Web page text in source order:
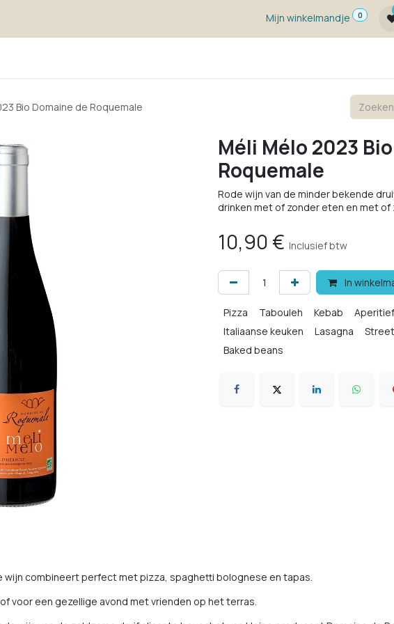
Mijn winkelmandje
0
Bio Domaine de Roquemale
Méli Mélo 2023
Roquemale
Rode wijn van de minder bekende
drinken met of zonder eten en met of
10,90 € Inclusief btw
In
Pizza Tabouleh Kebab Aperitief
Italiaanse keuken
Lasagna
Baked beans
wijn combineert perfect met pizza, spaghetti bolognese en tapas.
voor een gezellige avond met vrienden op het terras.